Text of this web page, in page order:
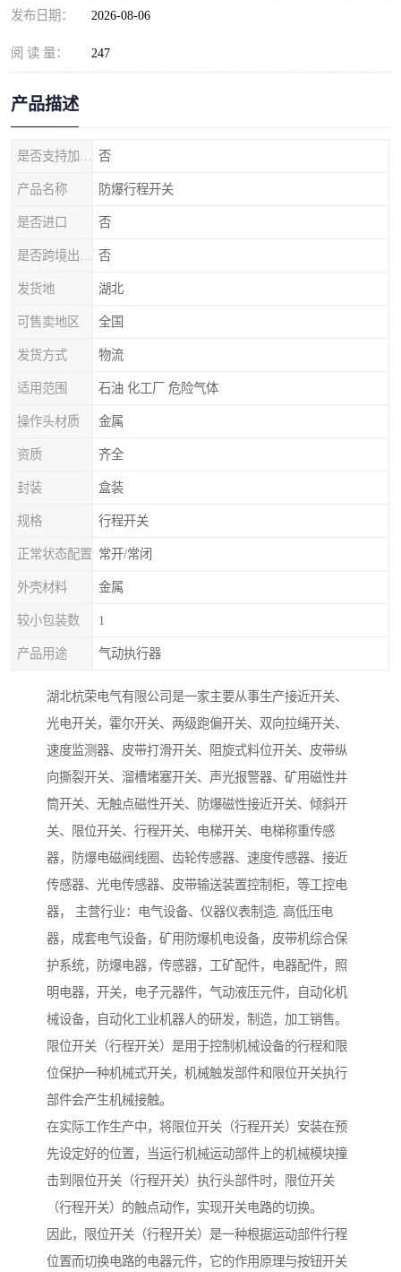
发布日期： 2026-08-06
阅 读 量： 247
产品描述
否
产品名称 防爆行程开关
是否进口 否
否
发货地 湖北
可售卖地区 全国
发货方式 物流
适用范围 石油 化工厂 危险气体
操作头材质 金属
资质 齐全
封装 盒装
规格 行程开关
正常状态配置 常开/常闭
外壳材料 金属
较小包装数 1
产品用途 气动执行器
湖北杭荣电气有限公司是一家主要从事生产接近开关、
光电开关，霍尔开关、两级跑偏开关、双向拉绳开关、
速度监测器、皮带打滑开关、阻旋式料位开关、皮带纵
向撕裂开关、溜槽堵塞开关、声光报警器、矿用磁性井
筒开关、无触点磁性开关、防爆磁性接近开关、倾斜开
关、限位开关、行程开关、电梯开关、电梯称重传感
器，防爆电磁阀线圈、齿轮传感器、速度传感器、接近
传感器、光电传感器、皮带输送装置控制柜，等工控电
器， 主营行业：电气设备、仪器仪表制造, 高低压电
器，成套电气设备，矿用防爆机电设备，皮带机综合保
护系统，防爆电器，传感器，工矿配件，电器配件，照
明电器，开关，电子元器件，气动液压元件，自动化机
械设备，自动化工业机器人的研发，制造，加工销售。
限位开关（行程开关）是用于控制机械设备的行程和限
位保护一种机械式开关，机械触发部件和限位开关执行
部件会产生机械接触。
在实际工作生产中，将限位开关（行程开关）安装在预
先设定好的位置，当运行机械运动部件上的机械模块撞
击到限位开关（行程开关）执行头部件时，限位开关
（行程开关）的触点动作，实现开关电路的切换。
因此，限位开关（行程开关）是一种根据运动部件行程
位置而切换电路的电器元件，它的作用原理与按钮开关